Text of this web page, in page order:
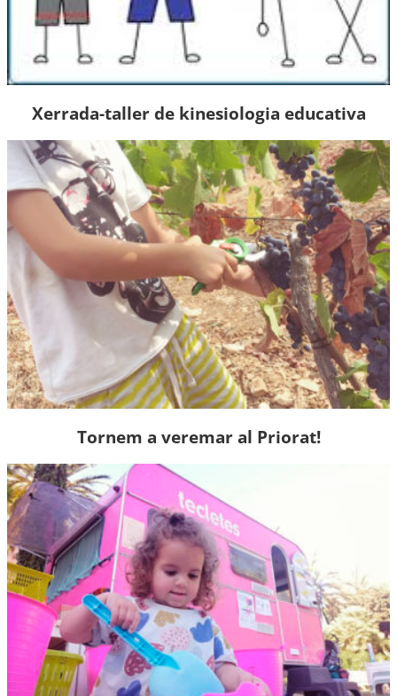
Xerrada-taller de kinesiologia educativa
Tornem a veremar al Priorat!